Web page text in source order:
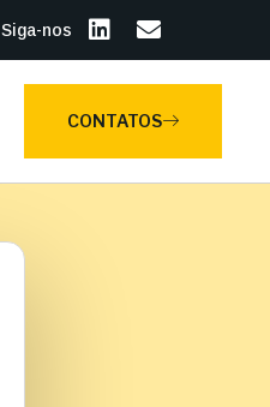
Siga-nos
CONTATOS